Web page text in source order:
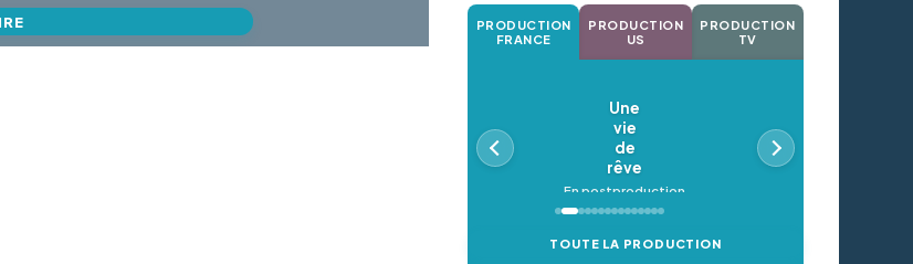
PRODUCTION
FRANCE
PRODUCTION
US
PRODUCTION
TV
Une
vie
de
rêve
En postproduction
TOUTE LA PRODUCTION